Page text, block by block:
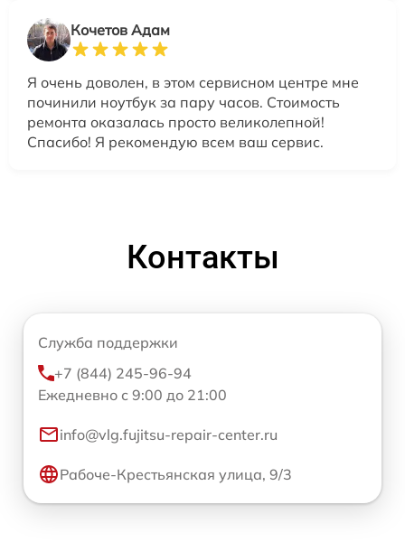
Кочетов Адам
Я очень доволен, в этом сервисном центре мне
починили ноутбук за пару часов. Стоимость
ремонта оказалась просто великолепной!
Спасибо! Я рекомендую всем ваш сервис.
Контакты
Служба поддержки
+7 (844) 245-96-94
Ежедневно с 9:00 до 21:00
info@vlg.fujitsu-repair-center.ru
Рабоче-Крестьянская улица, 9/3